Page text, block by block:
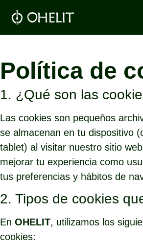
Política de
1. ¿Qué son las
Las cookies son pequeños
se almacenan en tu dispositivo
tablet) al visitar nuestro sitio
mejorar tu experiencia como
tus preferencias y hábitos de
2. Tipos de cookies
En OHELIT, utilizamos los
cookies: